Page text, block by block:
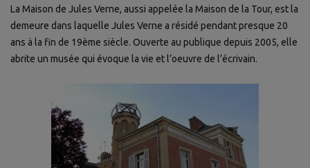
La Maison de Jules Verne, aussi appelée la Maison de la Tour, est la
demeure dans laquelle Jules Verne a résidé pendant presque 20
ans à la fin de 19ème siècle. Ouverte au publique depuis 2005, elle
abrite un musée qui évoque la vie et l’oeuvre de l’écrivain.